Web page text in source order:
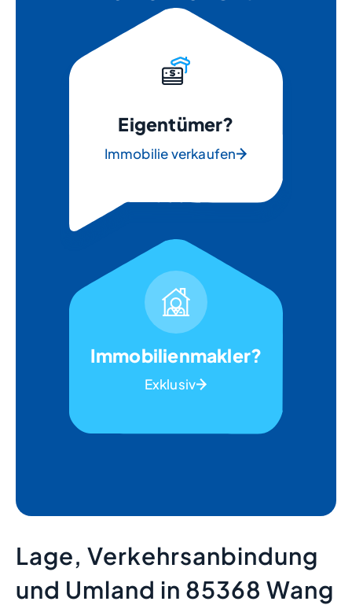
Eigentümer?
Immobilie verkaufen
Immobilienmakler?
Exklusiv
Lage, Verkehrsanbindung
und Umland in 85368 Wang